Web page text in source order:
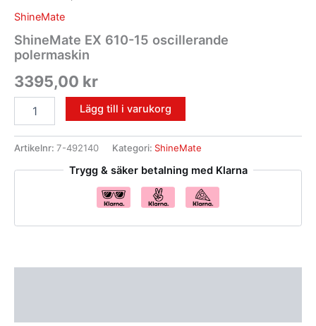
ShineMate
ShineMate EX 610-15 oscillerande
polermaskin
3395,00 kr
Lägg till i varukorg
Artikelnr: 7-492140 Kategori: ShineMate
Trygg & säker betalning med Klarna